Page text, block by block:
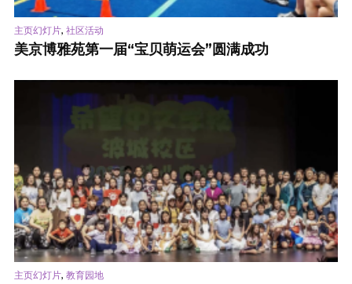
主页幻灯片, 社区活动
美京博雅苑第一届“宝贝萌运会”圆满成功
主页幻灯片, 教育园地